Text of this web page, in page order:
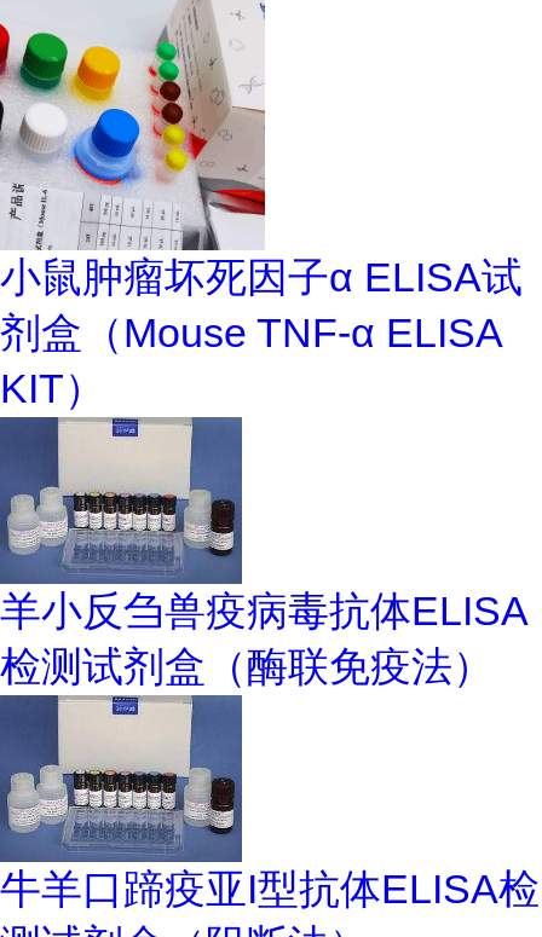
小鼠肿瘤坏死因子α ELISA试
剂盒（Mouse TNF-α ELISA
KIT）
羊小反刍兽疫病毒抗体ELISA
检测试剂盒（酶联免疫法）
牛羊口蹄疫亚I型抗体ELISA检